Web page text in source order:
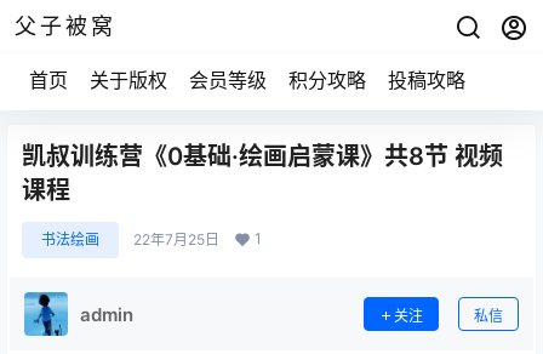
父子被窝
首页 关于版权 会员等级 积分攻略 投稿攻略
凯叔训练营《0基础·绘画启蒙课》共8节 视频
课程
书法绘画 22年7月25日 1
admin 关注 私信